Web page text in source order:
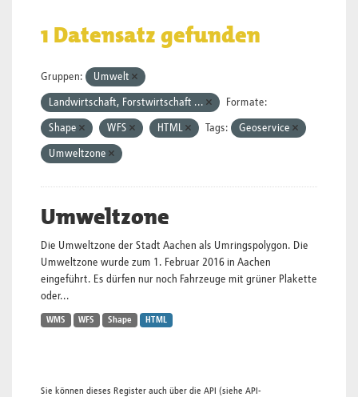
1 Datensatz gefunden
Gruppen: Umwelt
Landwirtschaft, Forstwirtschaft ... Formate:
Shape WFS HTML Tags: Geoservice
Umweltzone
Umweltzone
Die Umweltzone der Stadt Aachen als Umringspolygon. Die
Umweltzone wurde zum 1. Februar 2016 in Aachen
eingeführt. Es dürfen nur noch Fahrzeuge mit grüner Plakette
oder...
WMS WFS Shape HTML
Sie können dieses Register auch über die API (siehe API-